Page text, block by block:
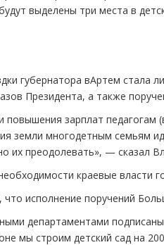
выделены три места в
губернатора вАртем стала
Президента, а также
повышения зарплат педагогам
земли многодетным семьям
их преодолевать», — сказал
краевые
исполнение поручений
департаментами
мы строим детский сад на